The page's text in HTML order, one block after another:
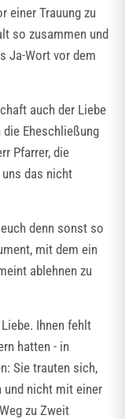
einer Trauung zu
so zusammen und
Ja-Wort vor dem
auch der Liebe
Eheschließung
Pfarrer, die
das nicht
denn sonst so
mit dem ein
ablehnen zu
Ihnen fehlt
hatten - in
Sie trauten sich,
und nicht mit einer
zu Zweit